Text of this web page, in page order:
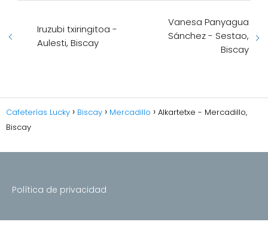
Iruzubi txiringitoa -
Aulesti, Biscay
Vanesa Panyagua
Sánchez - Sestao,
Biscay
Cafeterías Lucky Biscay Mercadillo
Alkartetxe - Mercadillo,
Biscay
Política de privacidad